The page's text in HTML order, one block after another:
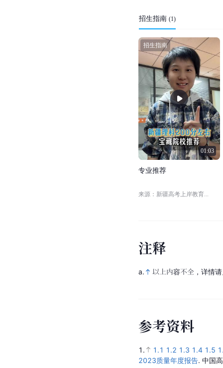
招生指南 (1)
01:03
招生指南
专业推荐
来源：新疆高考上岸教育...
注释
a. 以上内容不全，详情
参考资料
1. 1.1 1.2 1.3 1.4 1.5
2023质量年度报告. 中国